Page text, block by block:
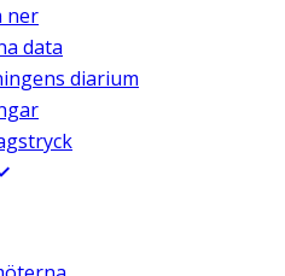
ner
data
diarium